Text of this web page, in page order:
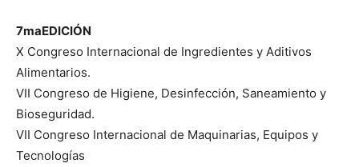
7maEDICIÓN
X Congreso Internacional de Ingredientes y Aditivos
Alimentarios.
VII Congreso de Higiene, Desinfección, Saneamiento y
Bioseguridad.
VII Congreso Internacional de Maquinarias, Equipos y
Tecnologías